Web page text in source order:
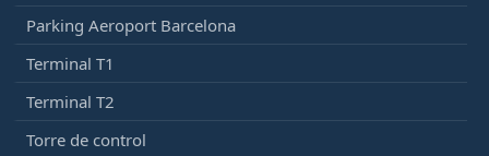
Parking Aeroport Barcelona
Terminal T1
Terminal T2
Torre de control